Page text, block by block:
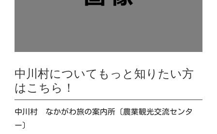
中川村についてもっと知りたい方
はこちら！
中川村 なかがわ旅の案内所〔農業観光交流センタ
ー〕